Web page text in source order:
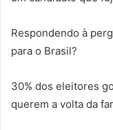
Respondendo à
para o Brasil?
30% dos eleitores
querem a volta da